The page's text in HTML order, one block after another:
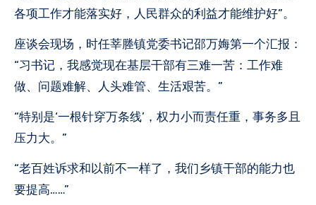
各项工作才能落实好，人民群众的利益才能维护好”。
座谈会现场，时任莘塍镇党委书记邵万娒第一个汇报：
“习书记，我感觉现在基层干部有三难一苦：工作难
做、问题难解、人头难管、生活艰苦。”
“特别是‘一根针穿万条线’，权力小而责任重，事务多且
压力大。”
“老百姓诉求和以前不一样了，我们乡镇干部的能力也
要提高……”